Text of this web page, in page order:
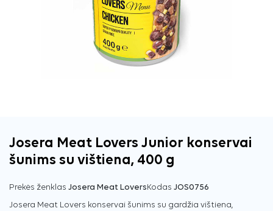
Josera Meat Lovers Junior konservai
šunims su vištiena, 400 g
Prekės ženklas Josera Meat LoversKodas JOS0756
Josera Meat Lovers konservai šunims su gardžia vištiena,